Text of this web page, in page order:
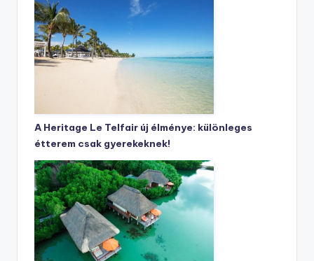
A Heritage Le Telfair új élménye: különleges
étterem csak gyerekeknek!